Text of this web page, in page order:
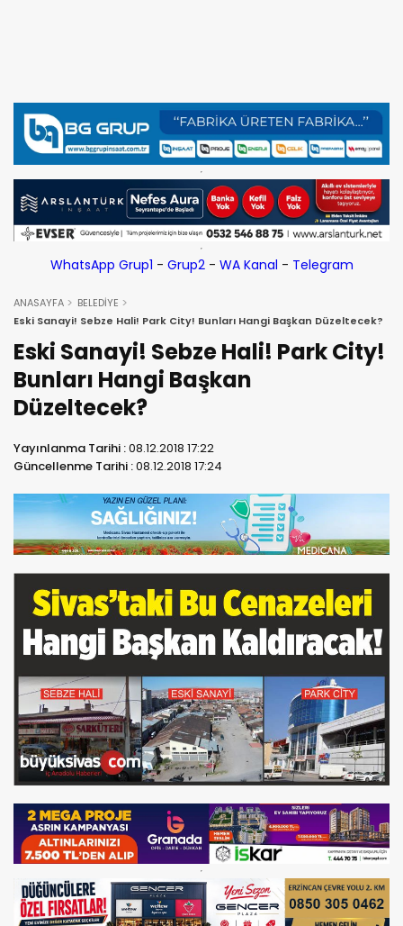
WhatsApp Grup1 - Grup2- WA Kanal - Telegram
ANASAYFA
BELEDİYE
Eski Sanayi! Sebze Hali! Park City! Bunları Hangi Başkan Düzeltecek?
Eski Sanayi! Sebze Hali! Park City!
Bunları Hangi Başkan
Düzeltecek?
Yayınlanma Tarihi :08.12.2018 17:22
Güncellenme Tarihi :08.12.2018 17:24